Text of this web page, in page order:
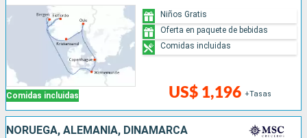
Comidas incluidas US$ 1,196 +Tasas
Niños Gratis
Oferta en paquete de bebidas
Comidas incluidas
NORUEGA, ALEMANIA, DINAMARCA